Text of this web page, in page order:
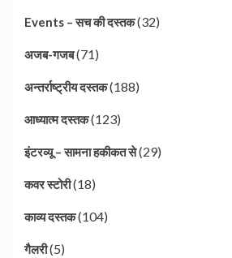
Events – सच की दस्तक(32)
अजब-गजब(71)
अन्तर्राष्ट्रीय दस्तक(188)
आध्यात्म दस्तक(123)
इंटरव्यू – सामना हकीकत से(29)
कवर स्टोरी(18)
काव्य दस्तक(104)
गैलरी(5)